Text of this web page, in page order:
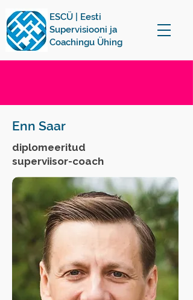
ESCÜ | Eesti
Supervisiooni ja
Coachingu Ühing
Enn Saar
diplomeeritud
superviisor-coach